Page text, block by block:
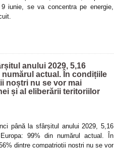
iunie, se va concentra pe energie,
anului 2029, 5,16
actual. În condițiile
noștri nu se vor mai
și al eliberării teritoriilor
până la sfârșitul anului 2029, 5,16
99% din numărul actual. În
dintre compatrioții noștri nu se vor